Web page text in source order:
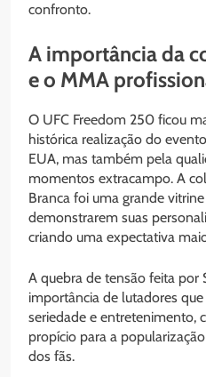
confronto.
A importância da
e o MMA
O UFC Freedom 250 ficou
histórica realização do
EUA, mas também pela
momentos extracampo. A
Branca foi uma grande
demonstrarem suas
criando uma expectativa
A quebra de tensão feita por
importância de lutadores
seriedade e entretenimento,
propício para a
dos fãs.